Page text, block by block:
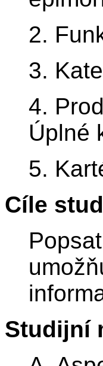
2.
3.
4.
Úplné
5.
Cíle
Studijní